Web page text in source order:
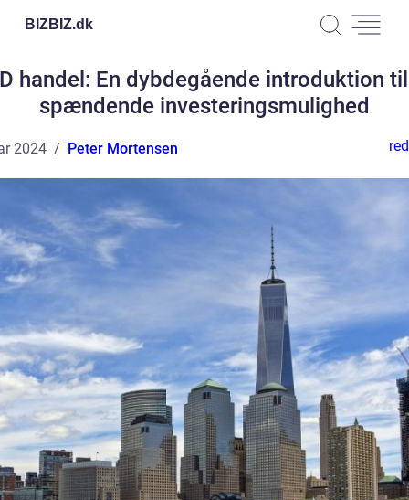
BIZBIZ.dk
handel: En dybdegående introduktion
spændende investeringsmulighed
2024 Peter Mortensen